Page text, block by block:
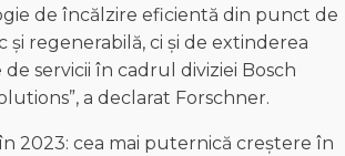
de încălzire eficientă din punct de
regenerabilă, ci și de extinderea
servicii în cadrul diviziei Bosch
a declarat Forschner.
2023: cea mai puternică creștere în